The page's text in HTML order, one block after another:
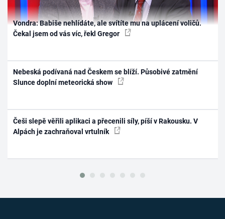
Vondra: Babiše nehlídáte, ale svítíte mu na uplácení voličů.
Čekal jsem od vás víc, řekl Gregor
Nebeská podívaná nad Českem se blíží. Působivé zatmění
Slunce doplní meteorická show
Češi slepě věřili aplikaci a přecenili síly, píší v Rakousku. V
Alpách je zachraňoval vrtulník